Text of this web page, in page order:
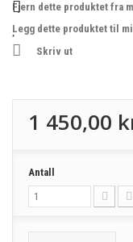
Fjern dette produktet fra
Legg dette produktet til
Skriv ut
1 450,00
Antall